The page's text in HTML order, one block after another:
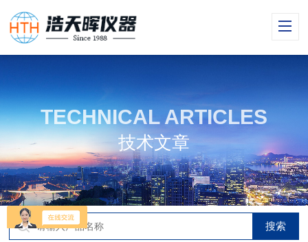
TECHNICAL ARTICLES
技术文章